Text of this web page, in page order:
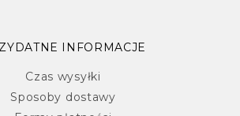
INFORMACJE
Czas wysyłki
Sposoby dostawy